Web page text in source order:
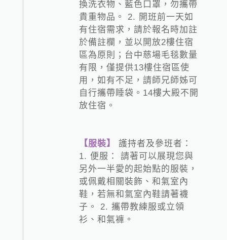
換洗衣物、藍色口罩，勿攜帶
貴重物品。 2. 開班前一天如
有住宿需求，請於報名時加註
於備註欄，並以開放2樓住宿
區為原則；台中慈場毛毯數量
有限，僅提供13樓住宿區使
用，如有不足，請師兄師姊可
自行攜帶睡袋。14樓大殿不開
放住宿。
【服裝】
護持者及參班者：
1. 便服： 請著可以展現您與
另外一半愛的起始點的服裝，
或佩戴相關裝飾、和氣室內
鞋，若無和氣室內鞋請著襪
子。 2. 攜帶教練服或立領
衫、和氣褲。